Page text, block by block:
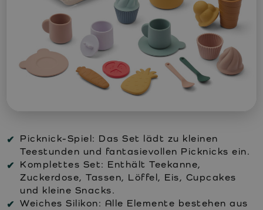
Picknick-Spiel: Das Set lädt zu kleinen
Teestunden und fantasievollen Picknicks ein.
Komplettes Set: Enthält Teekanne,
Zuckerdose, Tassen, Löffel, Eis, Cupcakes
und kleine Snacks.
Weiches Silikon: Alle Elemente bestehen aus